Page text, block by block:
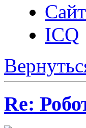
Сайт
ICQ
Re: